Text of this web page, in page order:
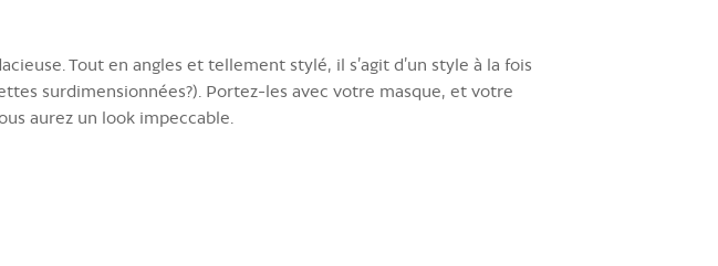
Tout en angles et tellement stylé, il s’agit d’un style à la fois
surdimensionnées?). Portez-les avec votre masque, et votre
aurez un look impeccable.